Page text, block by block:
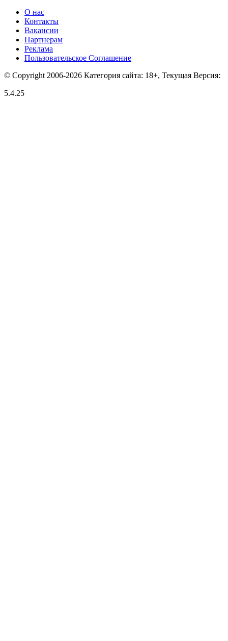
О нас
Контакты
Вакансии
Партнерам
Реклама
Пользовательское Соглашение
© Copyright 2006-2026 Категория сайта: 18+, Текущая Версия:
5.4.25